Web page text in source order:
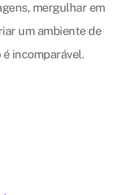
mergulhar em
um ambiente de
incomparável.